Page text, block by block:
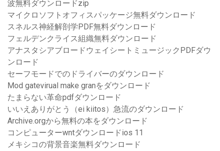
波無料ダウンロードzip
マイクロソフトオフィスパッケージ無料ダウンロード
スネルス神経解剖学PDF無料ダウンロード
フェルデンクライス組織無料ダウンロード
アナスタシアブロードウェイシートミュージックPDFダウ
ンロード
セーフモードでのドライバーのダウンロード
Mod gatevirual make granをダウンロード
たまらない革命p​​dfダウンロード
いいえありがとう（ei kiitos）急流のダウンロード
Archive.orgから無料の本をダウンロード
コンピューターwntダウンロードios 11
メキシコの背景音楽無料ダウンロード